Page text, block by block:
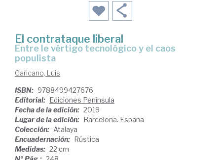
El contrataque liberal
entre le vértigo tecnológico y el caos
populista
Garicano, Luis
ISBN: 9788499427676
Editorial: Ediciones Península
Fecha de la edición: 2019
Lugar de la edición: Barcelona. España
Colección: Atalaya
Encuadernación: Rústica
Medidas: 22 cm